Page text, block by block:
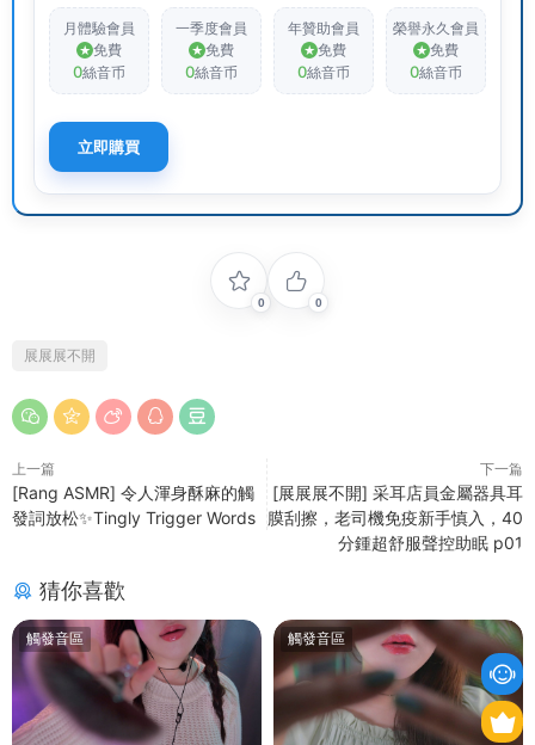
月體驗會員
免費
0絲音币
一季度會員
免費
0絲音币
年贊助會員
免費
0絲音币
榮譽永久會員
免費
0絲音币
立即購買
0 0
展展展不開
上一篇
[Rang ASMR] 令人渾身酥麻的觸
發詞放松✨Tingly Trigger Words
下一篇
[展展展不開] 采耳店員金屬器具耳
膜刮擦，老司機免疫新手慎入，40
分鍾超舒服聲控助眠 p01
猜你喜歡
觸發音區 觸發音區